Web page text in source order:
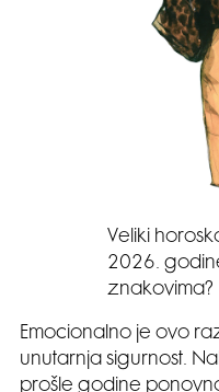
Veliki
2026.
znakovima?
Emocionalno je ovo
unutarnja sigurnost.
prošle godine